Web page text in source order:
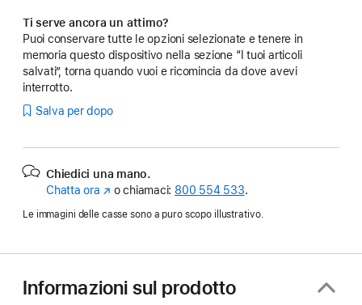
Ti serve ancora un attimo?
Puoi conservare tutte le opzioni selezionate e tenere in
memoria questo dispositivo nella sezione “I tuoi articoli
salvati”, torna quando vuoi e ricomincia da dove avevi
interrotto.
Salva per dopo
Chiedici una mano.
Chatta ora (Si
nuova
o chiamaci: 800 554 533.
Le immagini delle casse sono a puro scopo illustrativo.
Informazioni sul prodotto